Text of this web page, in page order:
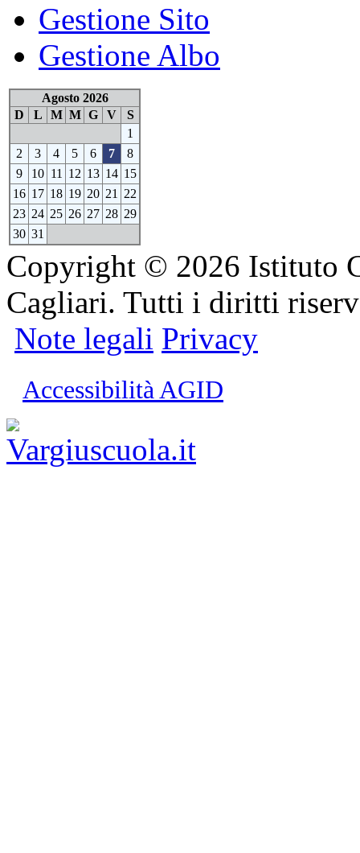
Gestione Sito
Gestione Albo
Agosto 2026
D
L M M G V
S
1
2
3 4 5 6 7
8
9
10 11 12 13 14 15
16 17 18 19 20 21
22
23 24 25 26 27 28 29
30 31
Copyright © 2026 Istituto
Cagliari. Tutti i diritti
Note legali Privacy
Accessibilità AGID